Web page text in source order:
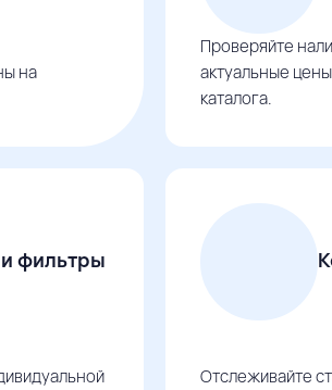
на
Проверяйте
актуальные
каталога.
фильтры
Отслеживайте